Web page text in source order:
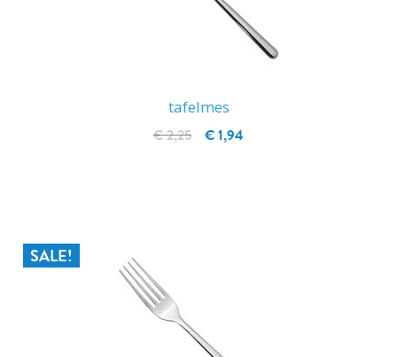
tafelmes
€ 1,94
€ 2,25
SALE!